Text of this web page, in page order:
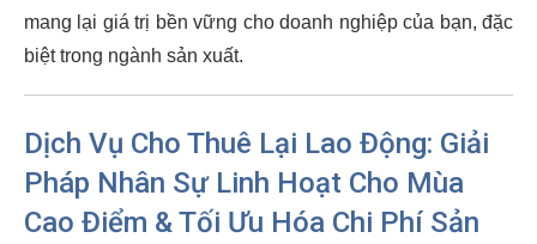
mang lại giá trị bền vững cho doanh nghiệp của bạn, đặc
biệt trong ngành sản xuất.
Dịch Vụ Cho Thuê Lại Lao Động: Giải
Pháp Nhân Sự Linh Hoạt Cho Mùa
Cao Điểm & Tối Ưu Hóa Chi Phí Sản